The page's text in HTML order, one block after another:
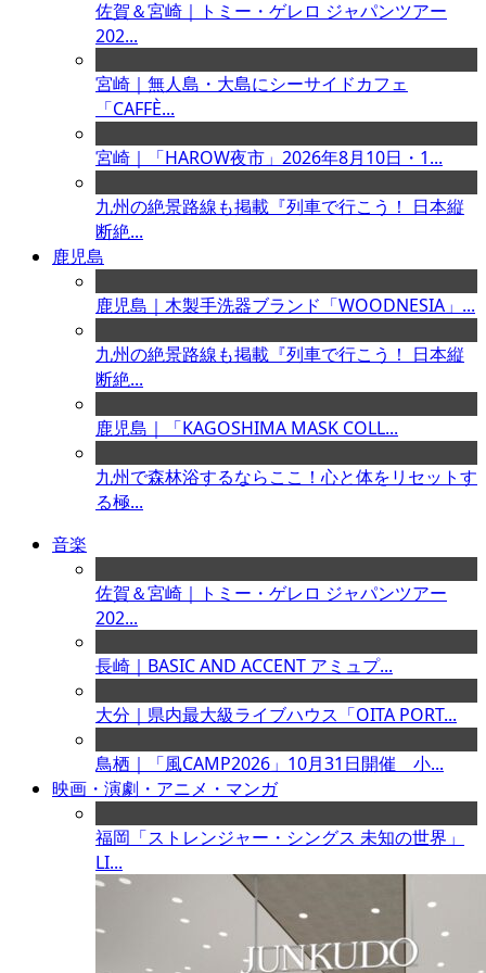
佐賀＆宮崎｜トミー・ゲレロ ジャパンツアー
202...
宮崎｜無人島・大島にシーサイドカフェ
「CAFFÈ...
宮崎｜「HAROW夜市」2026年8月10日・1...
九州の絶景路線も掲載『列車で行こう！ 日本縦
断絶...
鹿児島
鹿児島｜木製手洗器ブランド「WOODNESIA」...
九州の絶景路線も掲載『列車で行こう！ 日本縦
断絶...
鹿児島｜「KAGOSHIMA MASK COLL...
九州で森林浴するならここ！心と体をリセットす
る極...
音楽
佐賀＆宮崎｜トミー・ゲレロ ジャパンツアー
202...
長崎｜BASIC AND ACCENT アミュプ...
大分｜県内最大級ライブハウス「OITA PORT...
鳥栖｜「風CAMP2026」10月31日開催 小...
映画・演劇・アニメ・マンガ
福岡「ストレンジャー・シングス 未知の世界」
LI...